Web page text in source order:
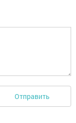
Отправить